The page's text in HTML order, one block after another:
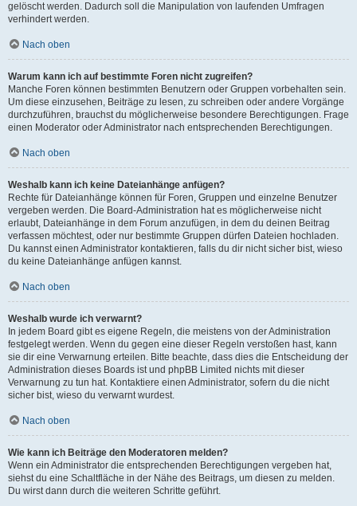
gelöscht werden. Dadurch soll die Manipulation von laufenden Umfragen
verhindert werden.
Nach oben
Warum kann ich auf bestimmte Foren nicht zugreifen?
Manche Foren können bestimmten Benutzern oder Gruppen vorbehalten sein.
Um diese einzusehen, Beiträge zu lesen, zu schreiben oder andere Vorgänge
durchzuführen, brauchst du möglicherweise besondere Berechtigungen. Frage
einen Moderator oder Administrator nach entsprechenden Berechtigungen.
Nach oben
Weshalb kann ich keine Dateianhänge anfügen?
Rechte für Dateianhänge können für Foren, Gruppen und einzelne Benutzer
vergeben werden. Die Board-Administration hat es möglicherweise nicht
erlaubt, Dateianhänge in dem Forum anzufügen, in dem du deinen Beitrag
verfassen möchtest, oder nur bestimmte Gruppen dürfen Dateien hochladen.
Du kannst einen Administrator kontaktieren, falls du dir nicht sicher bist, wieso
du keine Dateianhänge anfügen kannst.
Nach oben
Weshalb wurde ich verwarnt?
In jedem Board gibt es eigene Regeln, die meistens von der Administration
festgelegt werden. Wenn du gegen eine dieser Regeln verstoßen hast, kann
sie dir eine Verwarnung erteilen. Bitte beachte, dass dies die Entscheidung der
Administration dieses Boards ist und phpBB Limited nichts mit dieser
Verwarnung zu tun hat. Kontaktiere einen Administrator, sofern du die nicht
sicher bist, wieso du verwarnt wurdest.
Nach oben
Wie kann ich Beiträge den Moderatoren melden?
Wenn ein Administrator die entsprechenden Berechtigungen vergeben hat,
siehst du eine Schaltfläche in der Nähe des Beitrags, um diesen zu melden.
Du wirst dann durch die weiteren Schritte geführt.